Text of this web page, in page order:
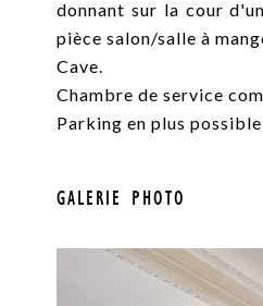
donnant sur la cour
pièce salon/salle à
Cave.
Chambre de service
Parking en plus
GALERIE PHOTO